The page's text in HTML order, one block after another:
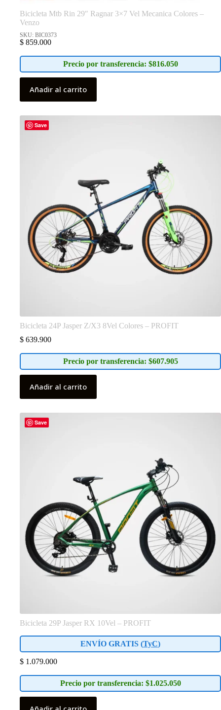
Bicicleta Mtb Rin 29″ Ragnar 3×7 Vel Mecanica Colores –
Venzo
SKU: BIC0373
$ 859.000
Precio por transferencia: $816.050
Añadir al carrito
Save
Bicicleta 24P Jasper Z/X3 8Vel Colores – PROFIT
$ 639.900
Precio por transferencia: $607.905
Añadir al carrito
Save
Bicicleta 29P Jasper RX 10Vel – PROFIT
ENVÍO GRATIS (TyC)
$ 1.079.000
Precio por transferencia: $1.025.050